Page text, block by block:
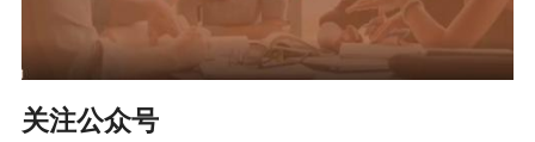
关注公众号